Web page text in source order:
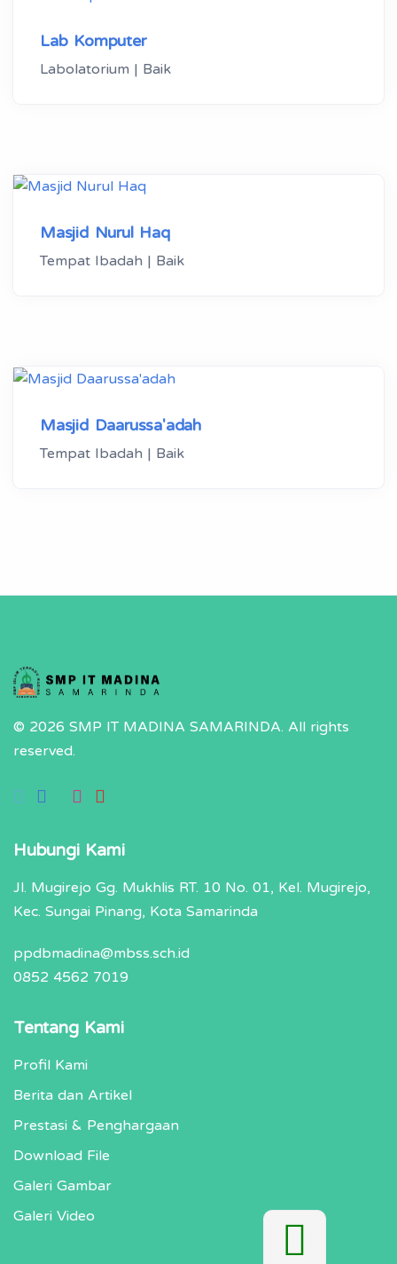
Lab Komputer
Labolatorium | Baik
Masjid Nurul Haq
Tempat Ibadah | Baik
Masjid Daarussa'adah
Tempat Ibadah | Baik
© 2026 SMP IT MADINA SAMARINDA. All rights
reserved.
Hubungi Kami
Jl. Mugirejo Gg. Mukhlis RT. 10 No. 01, Kel. Mugirejo,
Kec. Sungai Pinang, Kota Samarinda
ppdbmadina@mbss.sch.id
0852 4562 7019
Tentang Kami
Profil Kami
Berita dan Artikel
Prestasi & Penghargaan
Download File
Galeri Gambar
Galeri Video